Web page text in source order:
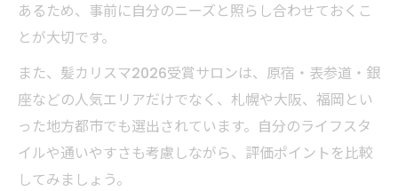
あるため、事前に自分のニーズと照らし合わせておくこ
とが大切です。
また、髪カリスマ2026受賞サロンは、原宿・表参道・銀
座などの人気エリアだけでなく、札幌や大阪、福岡とい
った地方都市でも選出されています。自分のライフスタ
イルや通いやすさも考慮しながら、評価ポイントを比較
してみましょう。